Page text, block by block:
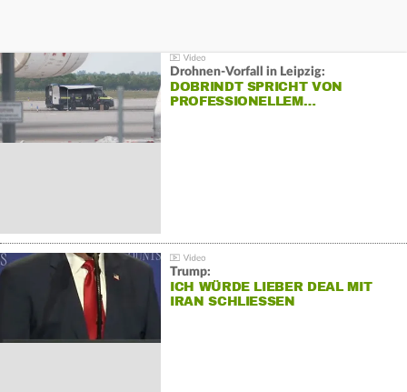
Drohnen-Vorfall in Leipzig:
DOBRINDT SPRICHT VON
PROFESSIONELLEM…
Trump:
ICH WÜRDE LIEBER DEAL MIT
IRAN SCHLIESSEN